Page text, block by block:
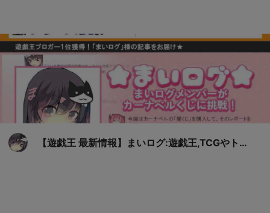
【遊戯王 最新情報】まいログ:遊戯王,TCGやトレ